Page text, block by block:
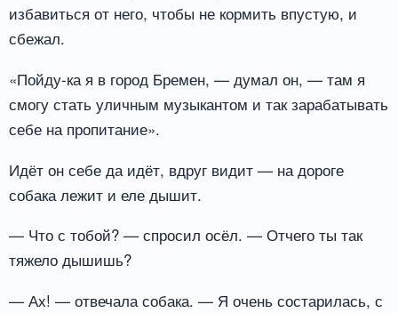
избавиться от него, чтобы не кормить впустую, и
сбежал.
«Пойду-ка я в город Бремен, — думал он, — там я
смогу стать уличным музыкантом и так зарабатывать
себе на пропитание».
Идёт он себе да идёт, вдруг видит — на дороге
собака лежит и еле дышит.
— Что с тобой? — спросил осёл. — Отчего ты так
тяжело дышишь?
— Ах! — отвечала собака. — Я очень состарилась, с